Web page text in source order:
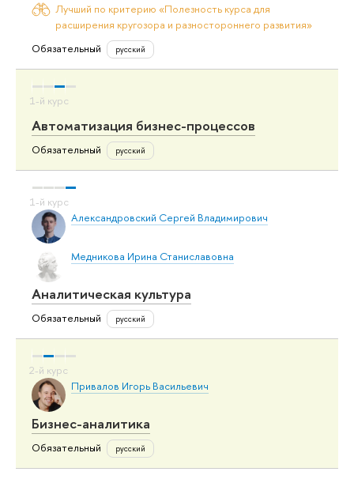
Лучший по критерию «Полезность курса для
расширения кругозора и разностороннего развития»
Обязательный
русский
Автоматизация бизнес-процессов
Обязательный русский
Александровский Сергей Владимирович
Медникова Ирина Станиславовна
Аналитическая культура
Обязательный русский
Привалов Игорь Васильевич
Бизнес-аналитика
Обязательный русский